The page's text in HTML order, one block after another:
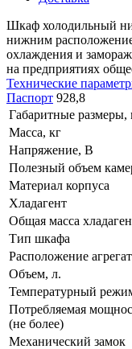
Шкаф холодильный
нижним
охлаждения и
на предприятиях
Технические
Паспорт 928,8
Габаритные
Масса, кг
Напряжение, В
Полезный объем
Материал корпуса
Хладагент
Общая масса
Тип шкафа
Расположение
Объем, л.
Температурный
Потребляемая
(не более)
Механический замок